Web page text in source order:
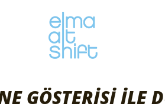
GÖSTERİSİ İLE